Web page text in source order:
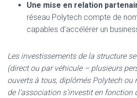
Une mise en relation
réseau Polytech compte de
capables d’accélérer un
Les investissements de la structure
(direct ou par véhicule – plusieurs
ouverts à tous, diplômés Polytech ou
de l’association s’investit en fonction